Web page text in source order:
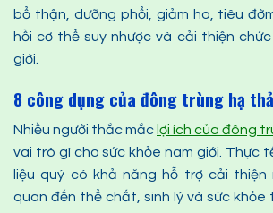
bổ thận, dưỡng phổi, giảm ho, tiêu
hồi cơ thể suy nhược và cải thiện
giới.
8 công dụng của đông trùng hạ
Nhiều người thắc mắc lợi ích của đông
vai trò gì cho sức khỏe nam giới. Thực
liệu quý có khả năng hỗ trợ cải thiện
quan đến thể chất, sinh lý và sức khỏe